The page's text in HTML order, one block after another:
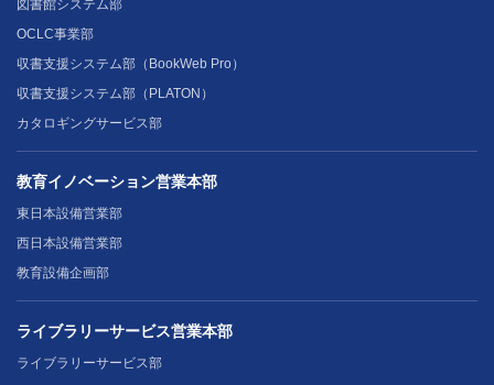
図書館システム部
OCLC事業部
収書支援システム部（BookWeb Pro）
収書支援システム部（PLATON）
カタロギングサービス部
教育イノベーション営業本部
東日本設備営業部
西日本設備営業部
教育設備企画部
ライブラリーサービス営業本部
ライブラリーサービス部